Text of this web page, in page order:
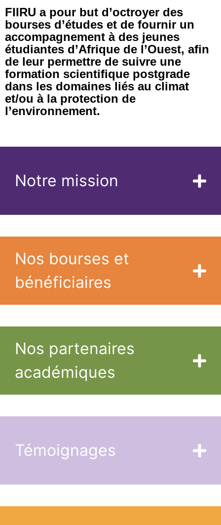
FIIRU a pour but d’octroyer des
bourses d’études et de fournir un
accompagnement à des jeunes
étudiantes d’Afrique de l’Ouest, afin
de leur permettre de suivre une
formation scientifique postgrade
dans les domaines liés au climat
et/ou à la protection de
l’environnement.
Notre mission
Nos bourses et
bénéficiaires
Nos partenaires
académiques
Témoignages